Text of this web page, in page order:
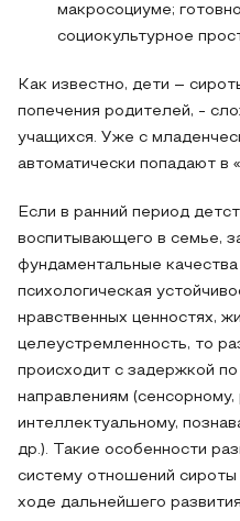
макросоциуме;
социокультурное
Как известно, дети –
попечения родителей, -
учащихся. Уже с
автоматически попадают в
Если в ранний период
воспитывающего в семье,
фундаментальные
психологическая
нравственных ценностях,
целеустремленность, то
происходит с задержкой
направлениям (сенсорному,
интеллектуальному,
др.). Такие особенности
систему отношений
ходе дальнейшего